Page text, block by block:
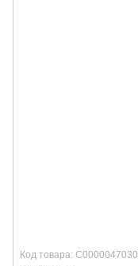
Код товара: С0000047030